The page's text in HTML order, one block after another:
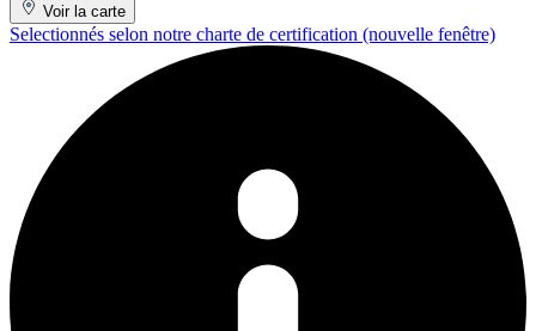
Voir la carte
Selectionnés selon notre charte de certification (nouvelle fenêtre)